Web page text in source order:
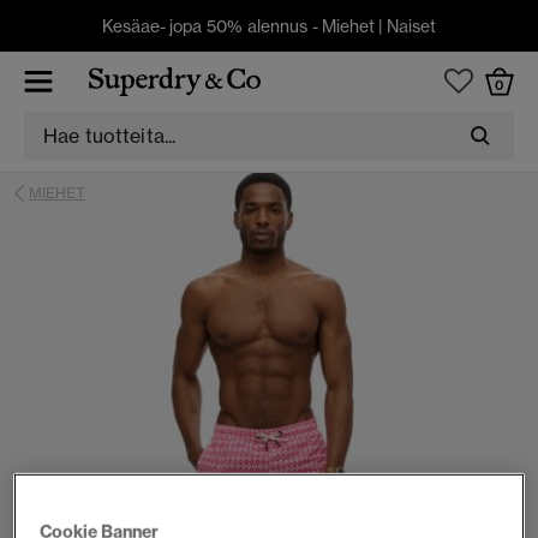
Kesäae- jopa 50% alennus - Miehet | Naiset
0
MIEHET
Cookie Banner